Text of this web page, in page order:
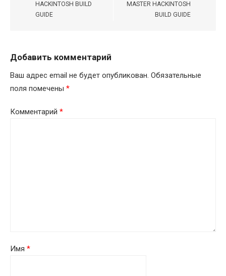
записям
HACKINTOSH BUILD
GUIDE
MASTER HACKINTOSH
BUILD GUIDE
Добавить комментарий
Ваш адрес email не будет опубликован. Обязательные
поля помечены *
Комментарий *
Имя *